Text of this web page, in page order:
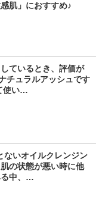
肌」におすすめ♪
ているとき、評価が
チュラルアッシュです
使い…
いオイルクレンジン
の状態が悪い時に他
る中、…